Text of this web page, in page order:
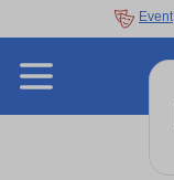
Event